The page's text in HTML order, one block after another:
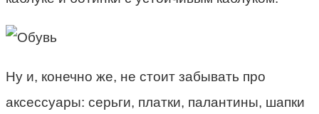
Ну и, конечно же, не стоит забывать про
аксессуары: серьги, платки, палантины, шапки